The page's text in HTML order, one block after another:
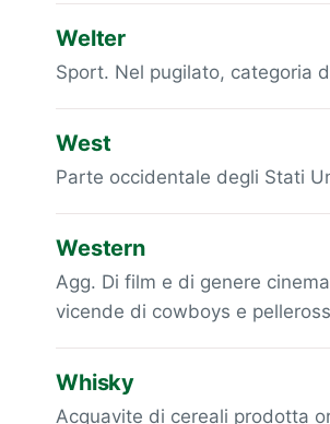
Welter
Sport. Nel pugilato, categoria
West
Parte occidentale degli Stati
Western
Agg. Di film e di genere
vicende di cowboys e
Whisky
Acquavite di cereali prodotta